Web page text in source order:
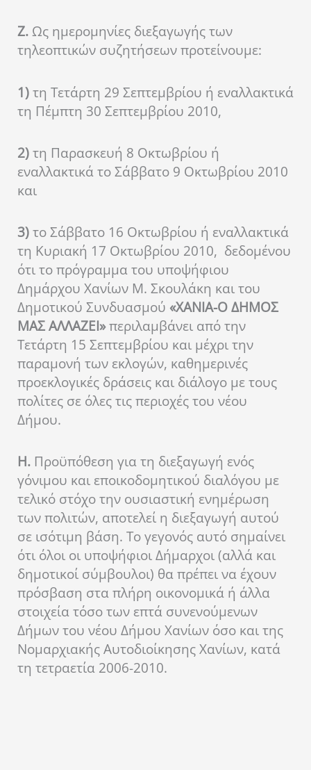
Ζ.Ως ημερομηνίες διεξαγωγής των
τηλεοπτικών συζητήσεων προτείνουμε:
1)τη Τετάρτη 29 Σεπτεμβρίου ή εναλλακτικά
τη Πέμπτη 30 Σεπτεμβρίου 2010,
2)τη Παρασκευή 8 Οκτωβρίου ή
εναλλακτικά το Σάββατο 9 Οκτωβρίου 2010
και
3)το Σάββατο 16 Οκτωβρίου ή εναλλακτικά
τη Κυριακή 17 Οκτωβρίου 2010, δεδομένου
ότι το πρόγραμμα του υποψήφιου
Δημάρχου Χανίων Μ. Σκουλάκη και του
Δημοτικού Συνδυασμού «ΧΑΝΙΑ-Ο ΔΗΜΟΣ
ΜΑΣ ΑΛΛΑΖΕΙ»περιλαμβάνει από την
Τετάρτη 15 Σεπτεμβρίου και μέχρι την
παραμονή των εκλογών, καθημερινές
προεκλογικές δράσεις και διάλογο με τους
πολίτες σε όλες τις περιοχές του νέου
Δήμου.
Η. Προϋπόθεση για τη διεξαγωγή ενός
γόνιμου και εποικοδομητικού διαλόγου με
τελικό στόχο την ουσιαστική ενημέρωση
των πολιτών, αποτελεί η διεξαγωγή αυτού
σε ισότιμη βάση. Το γεγονός αυτό σημαίνει
ότι όλοι οι υποψήφιοι Δήμαρχοι (αλλά και
δημοτικοί σύμβουλοι) θα πρέπει να έχουν
πρόσβαση στα πλήρη οικονομικά ή άλλα
στοιχεία τόσο των επτά συνενούμενων
Δήμων του νέου Δήμου Χανίων όσο και της
Νομαρχιακής Αυτοδιοίκησης Χανίων, κατά
τη τετραετία 2006-2010.